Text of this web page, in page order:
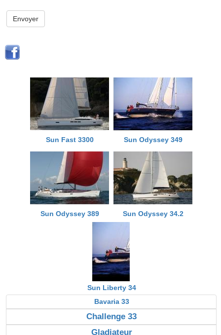
Envoyer
Sun Fast 3300 Sun Odyssey 349
Sun Odyssey 389 Sun Odyssey 34.2
Sun Liberty 34
Bavaria 33
Challenge 33
Gladiateur